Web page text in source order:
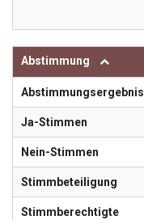
Abstimmung
Abstimmungsergebnis
Ja-Stimmen
Nein-Stimmen
Stimmbeteiligung
Stimmberechtigte